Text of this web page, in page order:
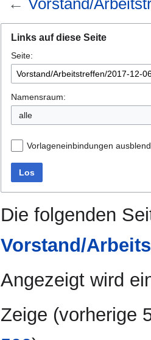
Navigation
springen
Suche
springen
Links auf diese Seite
Seite:
Namensraum:
alle
Vorlageneinbindungen
Los
Die folgenden
Vorstand/
Angezeigt wird
Zeige (vorherige